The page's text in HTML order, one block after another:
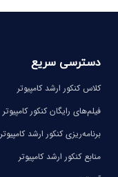
دسترسی سریع
کلاس کنکور ارشد کامپیوتر
فیلم‌های رایگان کنکور کامپیوتر
برنامه‌ریزی کنکور ارشد کامپیوتر
منابع کنکور ارشد کامپیوتر